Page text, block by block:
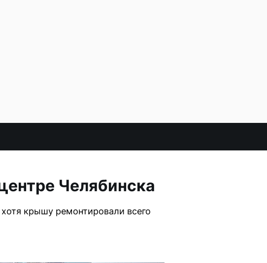
Челябинска
крышу ремонтировали всего